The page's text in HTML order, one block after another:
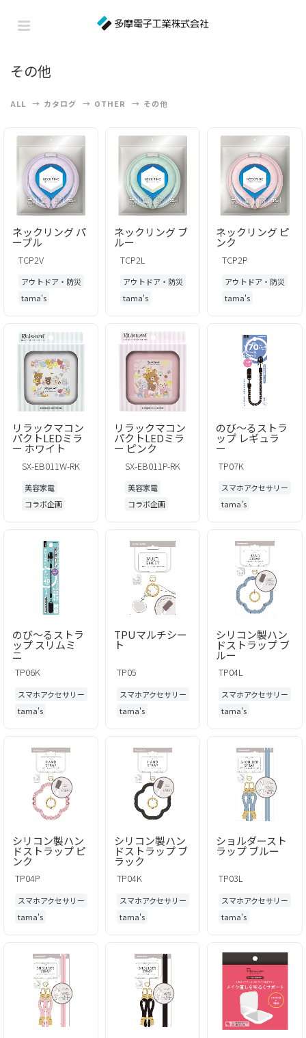
その他
ALL カタログ OTHER その他
ネックリング パ
ープル
TCP2V
アウトドア・防災
tama's
ネックリング ブ
ルー
TCP2L
アウトドア・防災
tama's
ネックリング ピ
ンク
TCP2P
アウトドア・防災
tama's
リラックマコン
パクトLEDミラ
ー ホワイト
SX-EB011W-RK
美容家電
コラボ企画
リラックマコン
パクトLEDミラ
ー ピンク
SX-EB011P-RK
美容家電
コラボ企画
のび～るストラ
ップ レギュラ
ー
TP07K
スマホアクセサリー
tama's
のび～るストラ
ップ スリムミ
ニ
TP06K
スマホアクセサリー
tama's
TPUマルチシー
ト
TP05
スマホアクセサリー
tama's
シリコン製ハン
ドストラップ ブ
ルー
TP04L
スマホアクセサリー
tama's
シリコン製ハン
ドストラップ ピ
ンク
TP04P
スマホアクセサリー
tama's
シリコン製ハン
ドストラップ ブ
ラック
TP04K
スマホアクセサリー
tama's
ショルダースト
ラップ ブルー
TP03L
スマホアクセサリー
tama's